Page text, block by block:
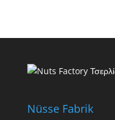
Nüsse Fabrik